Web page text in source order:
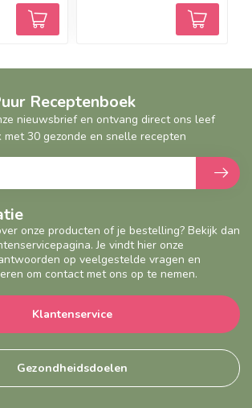
onze producten of je bestelling? Bekijk dan
Je vindt hier onze
op veelgestelde vragen en
om contact met ons op te nemen.
Klantenservice
Gezondheidsdoelen
Receptenboek
nieuwsbrief en ontvang direct ons leef
met 30 gezonde en snelle recepten